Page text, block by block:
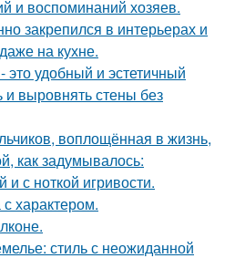
и воспоминаний хозяев.
закрепился в интерьерах и
на кухне.
удобный и эстетичный
и выровнять стены без
воплощённая в жизнь,
как задумывалось:
с ноткой игривости.
характером.
стиль с неожиданной